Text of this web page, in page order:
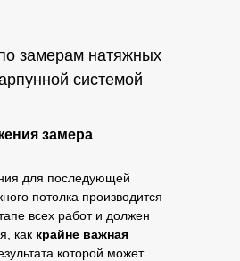
замерам натяжных
системой
замера
для последующей
потолка производится
всех работ и должен
как крайне важная
которой может